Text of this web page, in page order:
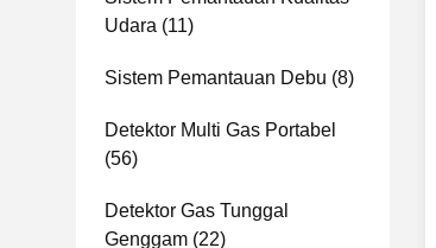
Udara (11)
Sistem Pemantauan Debu (8)
Detektor Multi Gas Portabel
(56)
Detektor Gas Tunggal
Genggam (22)